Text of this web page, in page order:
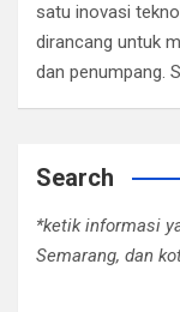
satu inovasi
dirancang untuk
dan penumpang.
Search
*ketik informasi
Semarang, dan